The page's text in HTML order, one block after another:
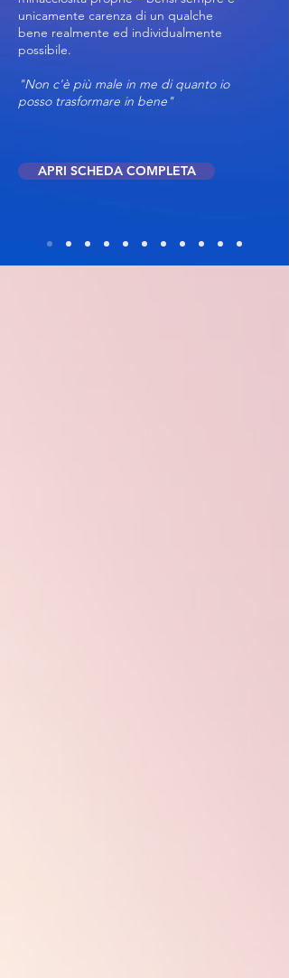
unicamente carenza di un qualche
bene realmente ed individualmente
possibile.
"Non c'è più male in me di quanto io
posso trasformare in bene"
APRI SCHEDA COMPLETA